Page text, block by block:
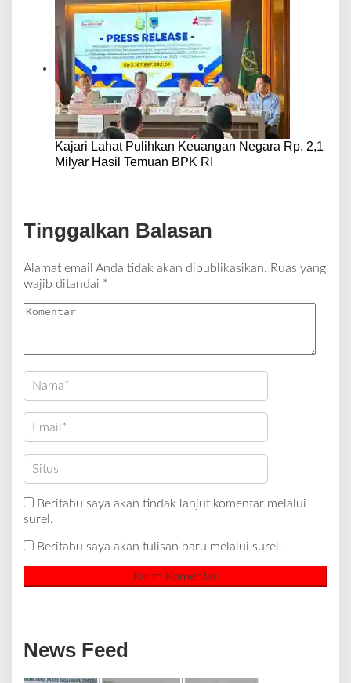
Kajari Lahat Pulihkan Keuangan Negara Rp. 2,1
Milyar Hasil Temuan BPK RI
Tinggalkan Balasan
Alamat email Anda tidak akan dipublikasikan. Ruas yang
wajib ditandai *
Beritahu saya akan tindak lanjut komentar melalui
surel.
Beritahu saya akan tulisan baru melalui surel.
News Feed